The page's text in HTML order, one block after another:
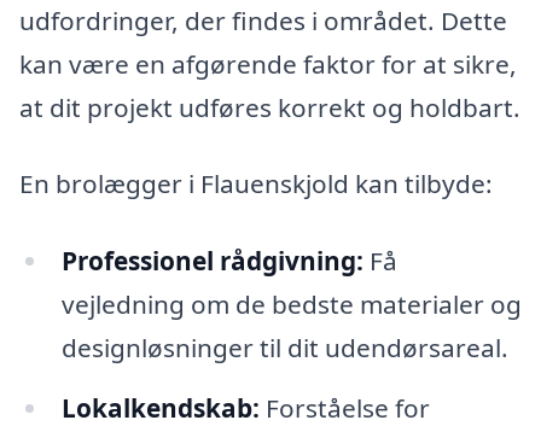
udfordringer, der findes i området. Dette
kan være en afgørende faktor for at sikre,
at dit projekt udføres korrekt og holdbart.
En brolægger i Flauenskjold kan tilbyde:
Professionel rådgivning: Få
vejledning om de bedste materialer og
designløsninger til dit udendørsareal.
Lokalkendskab: Forståelse for